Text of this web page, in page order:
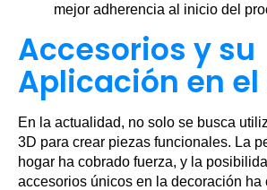
mejor adherencia al inicio del
Accesorios y su
Aplicación en el
En la actualidad, no solo se busca
3D para crear piezas funcionales. La
hogar ha cobrado fuerza, y la
accesorios únicos en la decoración ha